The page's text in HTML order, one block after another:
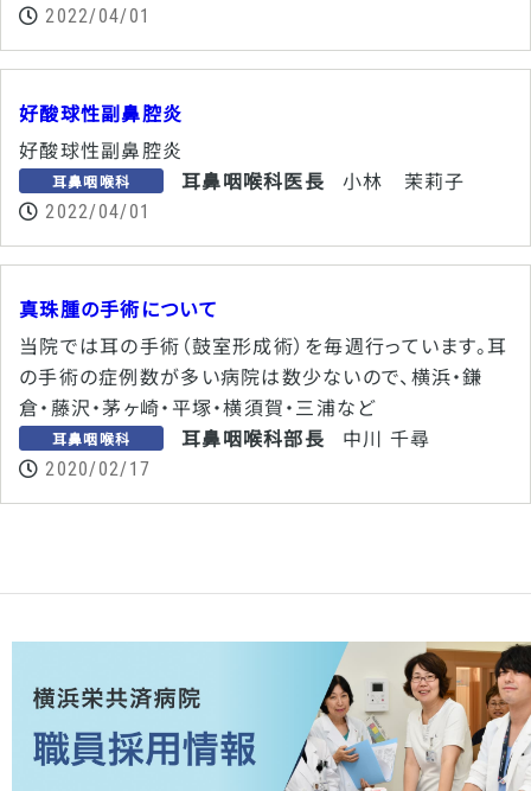
2022/04/01
好酸球性副鼻腔炎
好酸球性副鼻腔炎
耳鼻咽喉科 耳鼻咽喉科医長 小林 茉莉子
2022/04/01
真珠腫の手術について
当院では耳の手術（鼓室形成術）を毎週行っています。耳
の手術の症例数が多い病院は数少ないので、横浜・鎌
倉・藤沢・茅ヶ崎・平塚・横須賀・三浦など
耳鼻咽喉科 耳鼻咽喉科部長 中川 千尋
2020/02/17